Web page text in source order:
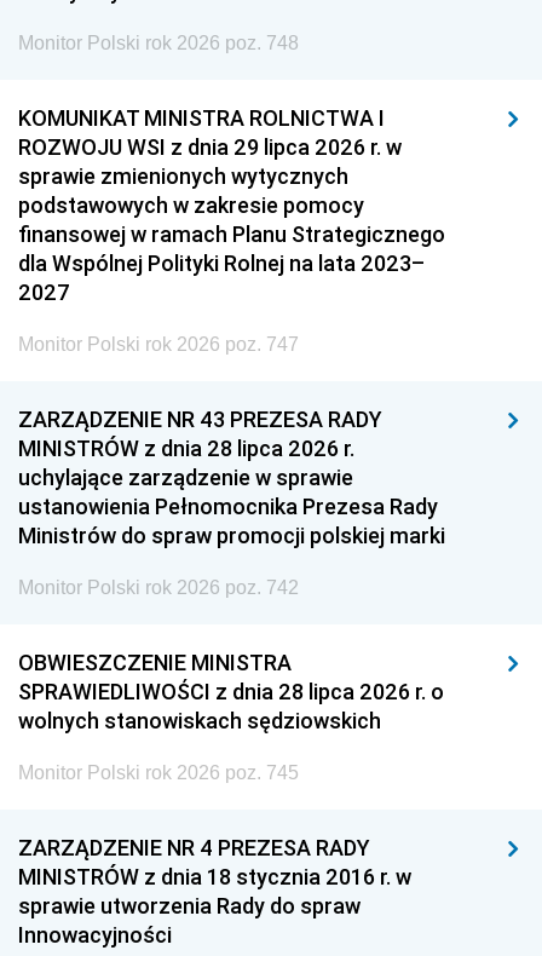
Monitor Polski rok 2026 poz. 748
KOMUNIKAT MINISTRA ROLNICTWA I
ROZWOJU WSI z dnia 29 lipca 2026 r. w
sprawie zmienionych wytycznych
podstawowych w zakresie pomocy
finansowej w ramach Planu Strategicznego
dla Wspólnej Polityki Rolnej na lata 2023–
2027
Monitor Polski rok 2026 poz. 747
ZARZĄDZENIE NR 43 PREZESA RADY
MINISTRÓW z dnia 28 lipca 2026 r.
uchylające zarządzenie w sprawie
ustanowienia Pełnomocnika Prezesa Rady
Ministrów do spraw promocji polskiej marki
Monitor Polski rok 2026 poz. 742
OBWIESZCZENIE MINISTRA
SPRAWIEDLIWOŚCI z dnia 28 lipca 2026 r. o
wolnych stanowiskach sędziowskich
Monitor Polski rok 2026 poz. 745
ZARZĄDZENIE NR 4 PREZESA RADY
MINISTRÓW z dnia 18 stycznia 2016 r. w
sprawie utworzenia Rady do spraw
Innowacyjności